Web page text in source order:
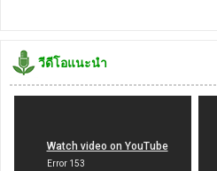
วีดีโอแนะนำ